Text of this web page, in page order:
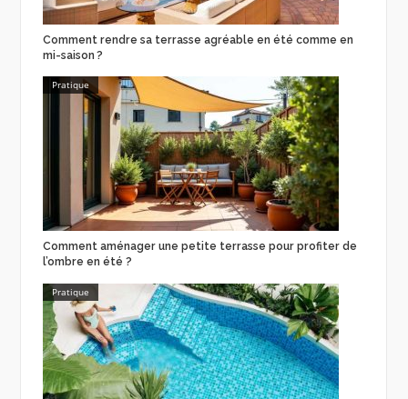
Comment rendre sa terrasse agréable en été comme en
mi-saison ?
Pratique
Comment aménager une petite terrasse pour profiter de
l’ombre en été ?
Pratique